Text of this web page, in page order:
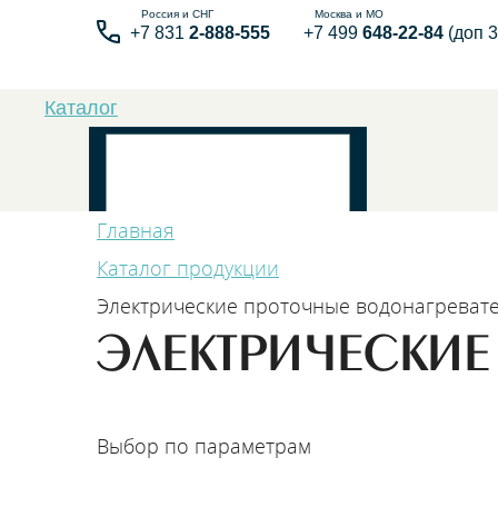
+7 831 2-888-555 +7 499 648-22-84 (доп
Каталог
Бытовые
Главная
Каталог продукции
Электрические проточные
Выбор по параметрам